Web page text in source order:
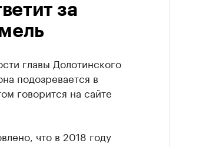
за
главы Долотинского
подозревается в
говорится на сайте
что в 2018 году